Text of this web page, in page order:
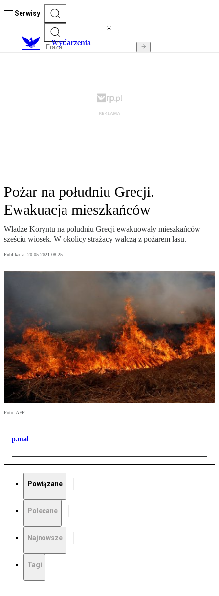
Serwisy
Wydarzenia
Pożar na południu Grecji.
Ewakuacja mieszkańców
Władze Koryntu na południu Grecji ewakuowały mieszkańców
sześciu wiosek. W okolicy strażacy walczą z pożarem lasu.
Publikacja: 20.05.2021 08:25
Foto: AFP
p.mal
Powiązane
Polecane
Najnowsze
Tagi